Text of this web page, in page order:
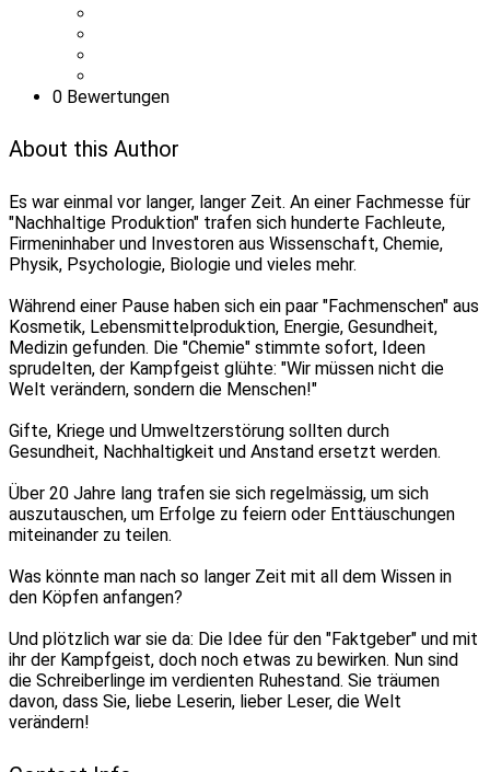
0 Bewertungen
About this Author
Es war einmal vor langer, langer Zeit. An einer Fachmesse für
"Nachhaltige Produktion" trafen sich hunderte Fachleute,
Firmeninhaber und Investoren aus Wissenschaft, Chemie,
Physik, Psychologie, Biologie und vieles mehr.
Während einer Pause haben sich ein paar "Fachmenschen" aus
Kosmetik, Lebensmittelproduktion, Energie, Gesundheit,
Medizin gefunden. Die "Chemie" stimmte sofort, Ideen
sprudelten, der Kampfgeist glühte: "Wir müssen nicht die
Welt verändern, sondern die Menschen!"
Gifte, Kriege und Umweltzerstörung sollten durch
Gesundheit, Nachhaltigkeit und Anstand ersetzt werden.
Über 20 Jahre lang trafen sie sich regelmässig, um sich
auszutauschen, um Erfolge zu feiern oder Enttäuschungen
miteinander zu teilen.
Was könnte man nach so langer Zeit mit all dem Wissen in
den Köpfen anfangen?
Und plötzlich war sie da: Die Idee für den "Faktgeber" und mit
ihr der Kampfgeist, doch noch etwas zu bewirken. Nun sind
die Schreiberlinge im verdienten Ruhestand. Sie träumen
davon, dass Sie, liebe Leserin, lieber Leser, die Welt
verändern!